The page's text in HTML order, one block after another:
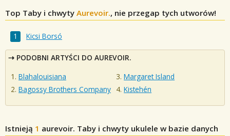
Top Taby i chwyty Aurevoir., nie przegap tych utworów!
Kicsi Borsó
PODOBNI ARTYŚCI DO AUREVOIR.
Blahalouisiana
Bagossy Brothers Company
Margaret Island
Kistehén
Istnieją 1 aurevoir. Taby i chwyty ukulele w bazie danych